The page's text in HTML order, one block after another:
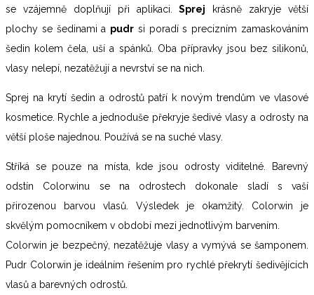
-
ČERNÝ
množství
se vzájemně doplňují při aplikaci.Sprej krásně zakryje větší
plochy se šedinami a pudr si poradí s precizním zamaskováním
šedin kolem čela, uší a spánků. Oba přípravky jsou bez silikonů,
vlasy nelepí, nezatěžují a nevrství se na nich.
Sprej na krytí šedin a odrostů patří k novým trendům ve vlasové
kosmetice. Rychle a jednoduše překryje šedivé vlasy a odrosty na
větší ploše najednou. Používá se na suché vlasy.
Stříká se pouze na místa, kde jsou odrosty viditelné. Barevný
odstín Colorwinu se na odrostech dokonale sladí s vaší
přirozenou barvou vlasů. Výsledek je okamžitý. Colorwin je
skvělým pomocníkem v období mezi jednotlivým barvením.
Colorwin je bezpečný, nezatěžuje vlasy a vymývá se šamponem.
Pudr Colorwin je ideálním řešením pro rychlé překrytí šedivějících
vlasů a barevných odrostů.